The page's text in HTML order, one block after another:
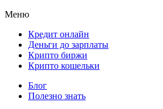
Меню
Кредит онлайн
Деньги до зарплаты
Крипто биржи
Крипто кошельки
Блог
Полезно знать